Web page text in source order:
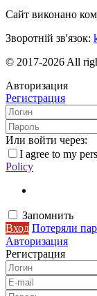
Сайт виконано
Зворотній зв'язок:
© 2017-2026 All
Авторизация
Регистрация
Или войти через:
I agree to my
Policy
Запомнить
Вход Потеряли
Авторизация
Регистрация